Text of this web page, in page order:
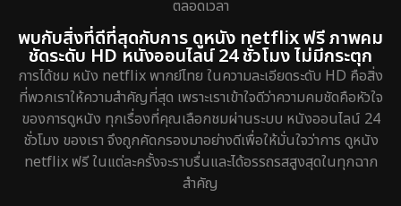
ตลอดเวลา
พบกับสิ่งที่ดีที่สุดกับการ ดูหนัง netflix ฟรี ภาพคม
ชัดระดับ HD หนังออนไลน์ 24 ชั่วโมง ไม่มีกระตุก
การได้ชม หนัง netflix พากย์ไทย ในความละเอียดระดับ HD คือสิ่ง
ที่พวกเราให้ความสำคัญที่สุด เพราะเราเข้าใจดีว่าความคมชัดคือหัวใจ
ของการดูหนัง ทุกเรื่องที่คุณเลือกชมผ่านระบบ หนังออนไลน์ 24
ชั่วโมง ของเรา จึงถูกคัดกรองมาอย่างดีเพื่อให้มั่นใจว่าการ ดูหนัง
netflix ฟรี ในแต่ละครั้งจะราบรื่นและได้อรรถรสสูงสุดในทุกฉาก
สำคัญ